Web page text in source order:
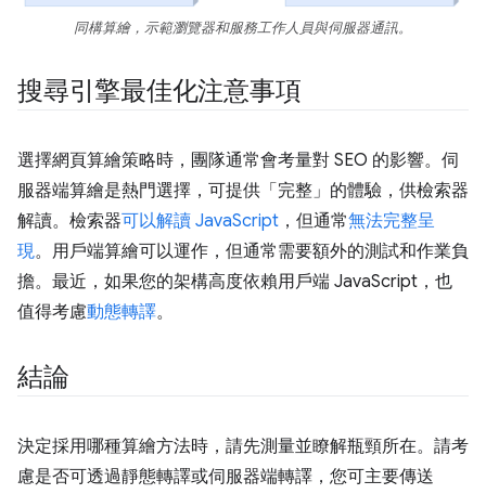
同構算繪，示範瀏覽器和服務工作人員與伺服器通訊。
搜尋引擎最佳化注意事項
選擇網頁算繪策略時，團隊通常會考量對 SEO 的影響。伺
服器端算繪是熱門選擇，可提供「完整」的體驗，供檢索器
解讀。檢索器可以解讀 JavaScript ，但通常無法完整呈
現。用戶端算繪可以運作，但通常需要額外的測試和作業負
擔。最近，如果您的架構高度依賴用戶端 JavaScript，也
值得考慮動態轉譯。
結論
決定採用哪種算繪方法時，請先測量並瞭解瓶頸所在。請考
慮是否可透過靜態轉譯或伺服器端轉譯，您可主要傳送